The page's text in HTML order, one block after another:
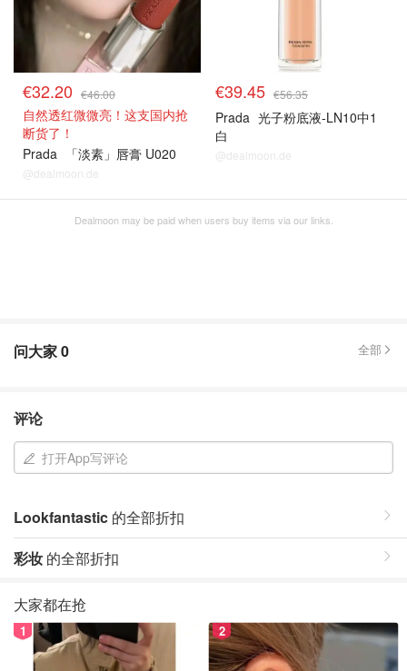
€32.20 €46.00
自然透红微微亮！这支国内抢
断货了！
Prada
「淡素」唇膏 U020
@dealmoon.de
€39.45 €56.35
Prada 光子粉底液-LN10中1
白
@dealmoon.de
Dealmoon may be paid when users buy items via our links.
问大家0 全部
评论
打开App写评论
Lookfantastic 的全部折扣
彩妆 的全部折扣
大家都在抢
1 2